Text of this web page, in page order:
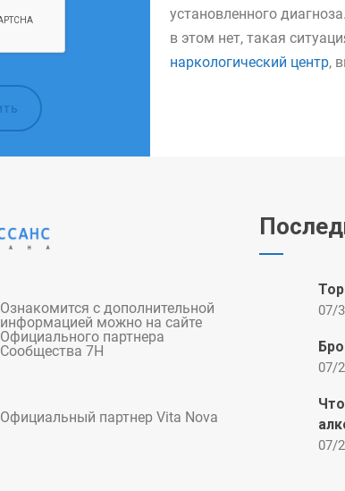
установленного
в этом нет, такая
наркологический центр,
Ознакомится с дополнительной
информацией можно на сайте
Официального партнера
Сообщества 7Н
Официальный партнер Vita Nova
07/
07/
07/